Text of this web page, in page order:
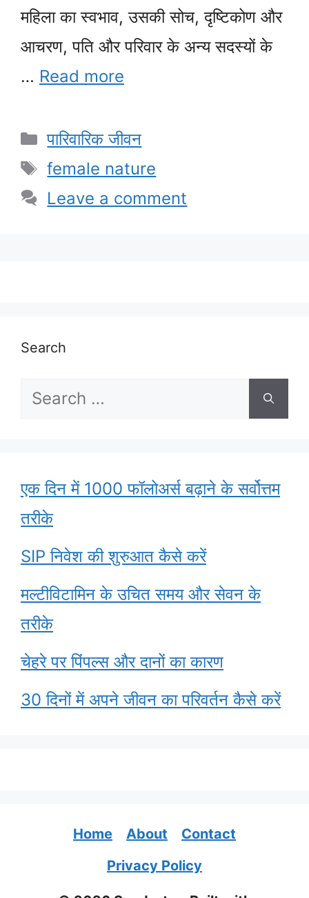
महिला का स्वभाव, उसकी सोच, दृष्टिकोण और
आचरण, पति और परिवार के अन्य सदस्यों के
… Read more
Categories
पारिवारिक जीवन
Tags
female nature
Leave a comment
Search
Search
एक दिन में 1000 फॉलोअर्स बढ़ाने के सर्वोत्तम
तरीके
SIP निवेश की शुरुआत कैसे करें
मल्टीविटामिन के उचित समय और सेवन के
तरीके
चेहरे पर पिंपल्स और दानों का कारण
30 दिनों में अपने जीवन का परिवर्तन कैसे करें
Home About
Contact
Privacy Policy